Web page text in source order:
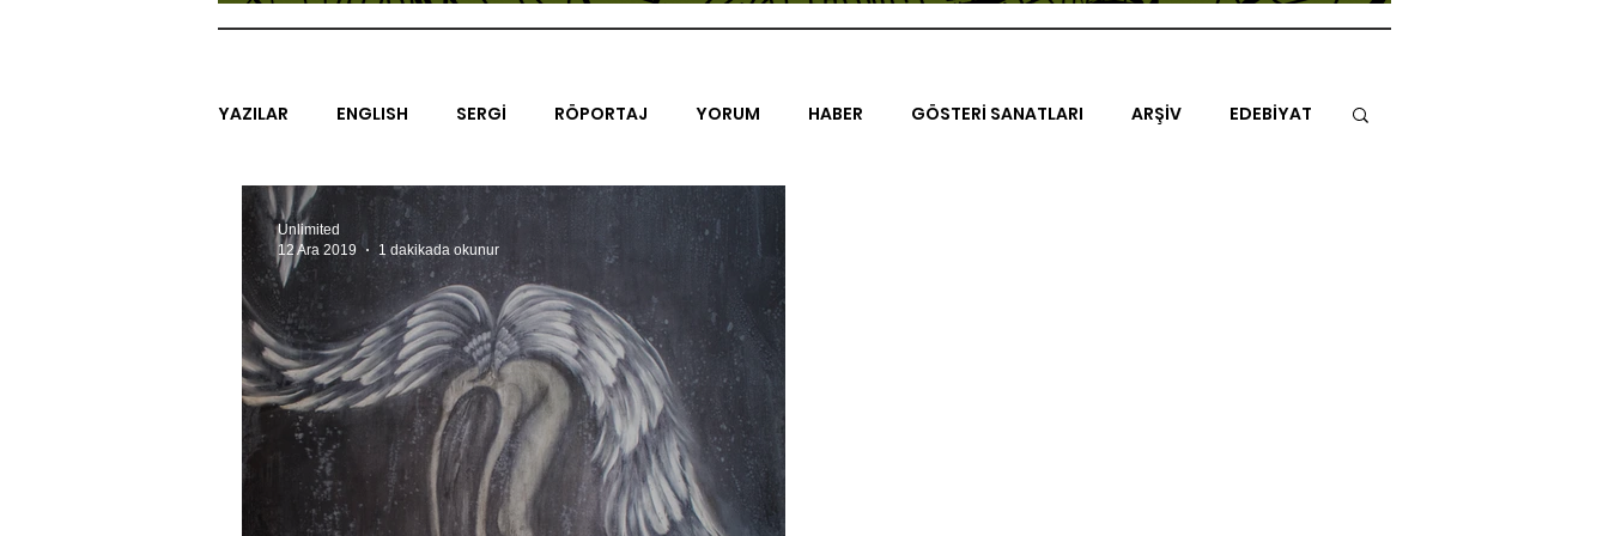
YAZILAR ENGLISH SERGİ RÖPORTAJ YORUM HABER GÖSTERİ SANATLARI ARŞİV EDEBİYAT
SİNEMA ARAŞTIRMA BİENAL TASARIM
EGZERSİZLER YEL TOZ PORTRELER ON SORULUK SOHBETLER
#GEÇMİŞTEBUGÜN XXY ODAK: RESİM KIVRIM
SINIRSIZ ZİYARETLER
Unlimited
12 Ara 2019
1 dakikada okunur